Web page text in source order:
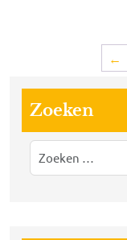
←
Zoeken